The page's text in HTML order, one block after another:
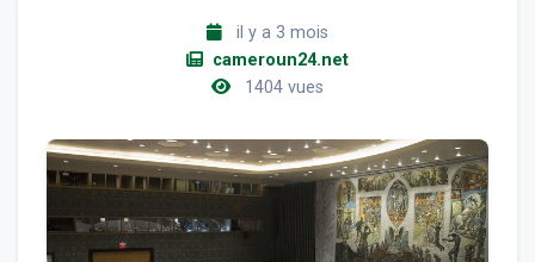
il y a 3 mois
cameroun24.net
1404 vues